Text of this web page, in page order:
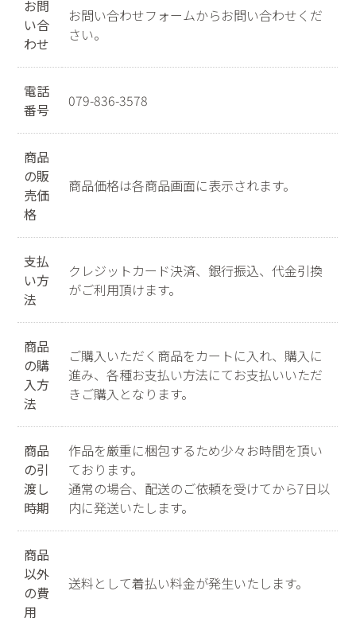
お問
い合
わせ
お問い合わせフォームからお問い合わせくだ
さい。
電話
番号
079-836-3578
商品
の販
売価
格
商品価格は各商品画面に表示されます。
支払
い方
法
クレジットカード決済、銀行振込、代金引換
がご利用頂けます。
商品
の購
入方
法
ご購入いただく商品をカートに入れ、購入に
進み、各種お支払い方法にてお支払いいただ
きご購入となります。
商品
の引
渡し
時期
作品を厳重に梱包するため少々お時間を頂い
ております。
通常の場合、配送のご依頼を受けてから7日以
内に発送いたします。
商品
以外
の費
用
送料として着払い料金が発生いたします。